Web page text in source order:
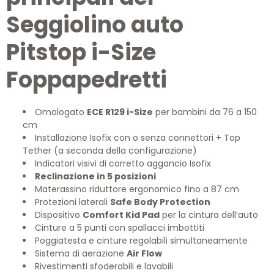
Seggiolino auto
Pitstop i-Size
Foppapedretti
Omologato ECE R129 i-Size per bambini da 76 a 150
cm
Installazione Isofix con o senza connettori + Top
Tether (a seconda della configurazione)
Indicatori visivi di corretto aggancio Isofix
Reclinazione in 5 posizioni
Materassino riduttore ergonomico fino a 87 cm
Protezioni laterali Safe Body Protection
Dispositivo Comfort Kid Pad per la cintura dell’auto
Cinture a 5 punti con spallacci imbottiti
Poggiatesta e cinture regolabili simultaneamente
Sistema di aerazione Air Flow
Rivestimenti sfoderabili e lavabili